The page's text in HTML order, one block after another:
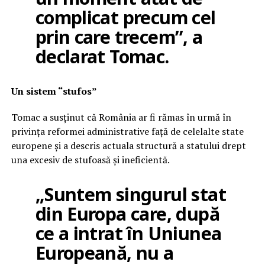
complicat precum cel
prin care trecem”, a
declarat Tomac.
Un sistem “stufos”
Tomac a susținut că România ar fi rămas în urmă în
privința reformei administrative față de celelalte state
europene și a descris actuala structură a statului drept
una excesiv de stufoasă și ineficientă.
„Suntem singurul stat
din Europa care, după
ce a intrat în Uniunea
Europeană, nu a